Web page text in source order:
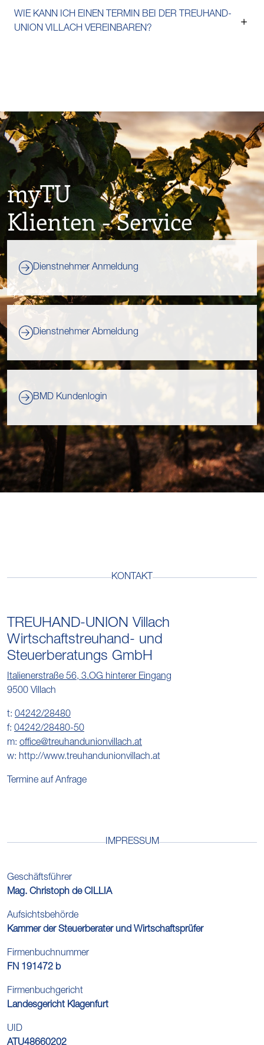
WIE KANN ICH EINEN TERMIN BEI DER TREUHAND-
UNION VILLACH VEREINBAREN?
myTU
Klienten - Service
Dienstnehmer Anmeldung
Dienstnehmer Abmeldung
BMD Kundenlogin
KONTAKT
TREUHAND-UNION Villach
Wirtschaftstreuhand- und
Steuerberatungs GmbH
Italienerstraße 56, 3.OG hinterer Eingang
9500 Villach
t: 04242/28480
f: 04242/28480-50
m: office@treuhandunionvillach.at
w: http://www.treuhandunionvillach.at
Termine auf Anfrage
IMPRESSUM
Geschäftsführer
Mag. Christoph de CILLIA
Aufsichtsbehörde
Kammer der Steuerberater und Wirtschaftsprüfer
Firmenbuchnummer
FN 191472 b
Firmenbuchgericht
Landesgericht Klagenfurt
UID